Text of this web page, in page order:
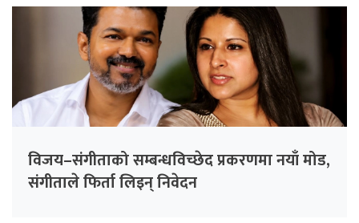
विजय–संगीताको सम्बन्धविच्छेद प्रकरणमा नयाँ मोड,
संगीता‍ले फिर्ता लिइन् निवेदन